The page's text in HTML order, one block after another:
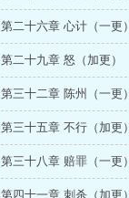
第二十六章 心计（一更）
第二十九章 怒（加更）
第三十二章 陈州（一更）
第三十五章 不行（加更）
第三十八章 赔罪（一更）
第四十一章 刺杀（加更）